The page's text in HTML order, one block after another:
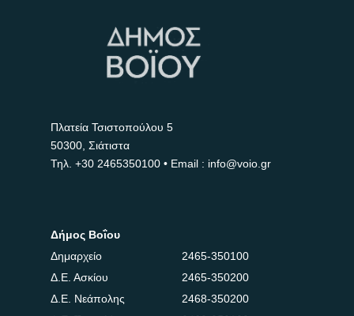
Πλατεία Τσιστοπούλου 5
50300, Σιάτιστα
Τηλ. +30 2465350100 • Email : info@voio.gr
Δήμος Βοΐου
Δημαρχείο
2465-350100
Δ.Ε. Ασκίου
2465-350200
Δ.Ε. Νεάπολης
2468-350200